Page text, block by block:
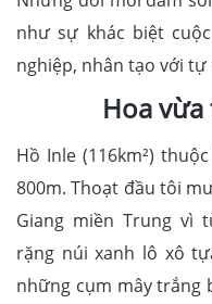
như sự khác biệt
nghiệp, nhân tạo với tự
Hoa
Hồ Inle (116km²)
800m. Thoạt đầu tôi
Giang miền Trung vì
rặng núi xanh lô xô
những cụm mây trắng